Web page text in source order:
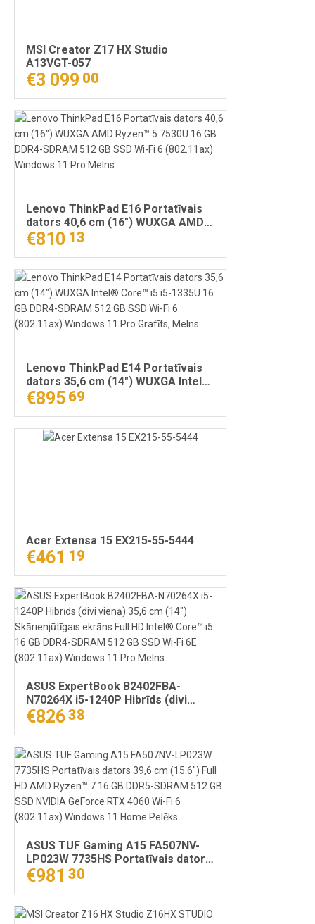
MSI Creator Z17 HX Studio
A13VGT-057
€3 099 00
Lenovo ThinkPad E16 Portatīvais
dators 40,6 cm (16") WUXGA AMD
Ryzen™ 5 7530U 16 GB DDR4-
SDRAM 512 GB SSD Wi-Fi 6
(802.11ax) Windows 11 Pro Melns
€810 13
Lenovo ThinkPad E14 Portatīvais
dators 35,6 cm (14") WUXGA Intel®
Core™ i5 i5-1335U 16 GB DDR4-
SDRAM 512 GB SSD Wi-Fi 6
(802.11ax) Windows 11 Pro Grafīts,
Melns
€895 69
Acer Extensa 15 EX215-55-5444
€461 19
ASUS ExpertBook B2402FBA-
N70264X i5-1240P Hibrīds (divi
vienā) 35,6 cm (14") Skārienjūtīgais
ekrāns Full HD Intel® Core™ i5 16
GB DDR4-SDRAM 512 GB SSD Wi-Fi
6E (802.11ax) Windows 11 Pro
Melns
€82638
ASUS TUF Gaming A15 FA507NV-
LP023W 7735HS Portatīvais dators
39,6 cm (15.6") Full HD AMD Ryzen™
7 16 GB DDR5-SDRAM 512 GB SSD
NVIDIA GeForce RTX 4060 Wi-Fi 6
(802.11ax) Windows 11 Home
€981 30